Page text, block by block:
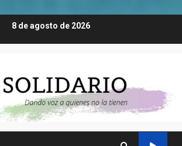
8 de agosto de 2026